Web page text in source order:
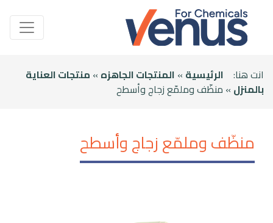
انت هنا: الرئيسية » المنتجات الجاهزه » منتجات العناية
بالمنزل » منظّف وملمّع زجاج وأسطح
منظّف وملمّع زجاج وأسطح